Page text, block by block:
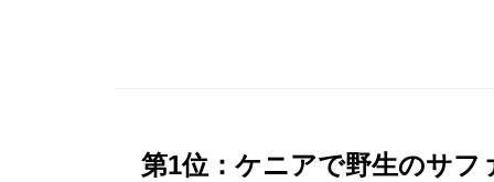
第1位：ケニアで野生のサフ